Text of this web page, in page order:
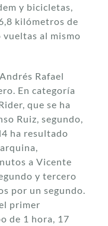
y bicicletas,
kilómetros de
al mismo
Rafael
En categoría
que se ha
Ruiz, segundo,
ha resultado
a Vicente
y tercero
por un segundo.
primer
de 1 hora, 17